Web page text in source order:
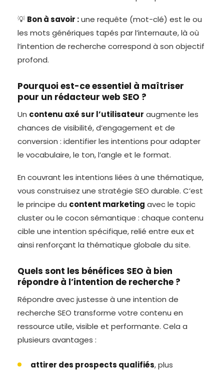
💡 Bon à savoir :une requête (mot-clé) est le ou
les mots génériques tapés par l’internaute, là où
l’intention de recherche correspond à son objectif
profond.
Pourquoi est-ce essentiel à maîtriser
pour un rédacteur web SEO ?
Un contenu axé sur l’utilisateur augmente les
chances de visibilité, d’engagement et de
conversion : identifier les intentions pour adapter
le vocabulaire, le ton, l’angle et le format.
En couvrant les intentions liées à une thématique,
vous construisez une stratégie SEO durable. C’est
le principe du content marketing avec le topic
cluster ou le cocon sémantique : chaque contenu
cible une intention spécifique, relié entre eux et
ainsi renforçant la thématique globale du site.
Quels sont les bénéfices SEO à bien
répondre à l’intention de recherche ?
Répondre avec justesse à une intention de
recherche SEO transforme votre contenu en
ressource utile, visible et performante. Cela a
plusieurs avantages :
attirer des prospects qualifiés, plus